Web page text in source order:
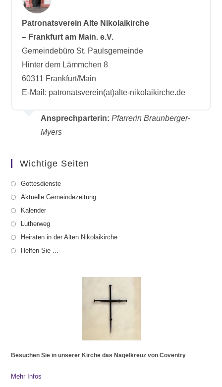
Patronatsverein Alte Nikolaikirche
– Frankfurt am Main. e.V.
Gemeindebüro St. Paulsgemeinde
Hinter dem Lämmchen 8
60311 Frankfurt/Main
E-Mail: patronatsverein(at)alte-nikolaikirche.de
Ansprechparterin: Pfarrerin Braunberger-
Myers
Wichtige Seiten
Gottesdienste
Aktuelle Gemeindezeitung
Kalender
Lutherweg
Heiraten in der Alten Nikolaikirche
Helfen Sie ...
Besuchen Sie in unserer Kirche das Nagelkreuz von Coventry
Mehr Infos